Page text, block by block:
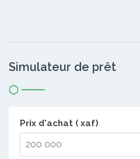
Simulateur de prêt
Prix d'achat ( xaf)